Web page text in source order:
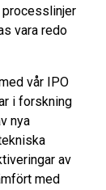
processlinjer
vara redo
vår IPO
i forskning
nya
av
med